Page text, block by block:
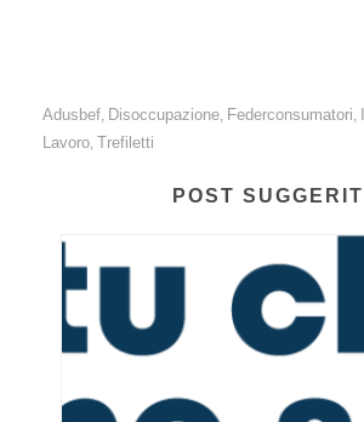
Adusbef, Disoccupazione, Federconsumatori,
Lavoro, Trefiletti
POST SUGGERITI